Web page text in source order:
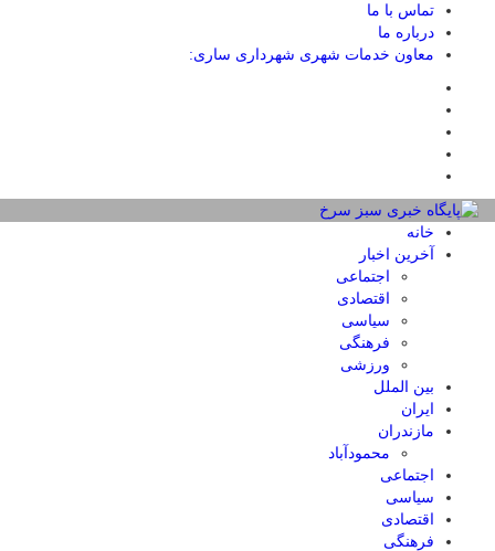
تماس با ما
درباره ما
معاون خدمات شهری شهرداری ساری:
خانه
آخرین اخبار
اجتماعی
اقتصادی
سیاسی
فرهنگی
ورزشی
بین الملل
ایران
مازندران
محمودآباد
اجتماعی
سیاسی
اقتصادی
فرهنگی